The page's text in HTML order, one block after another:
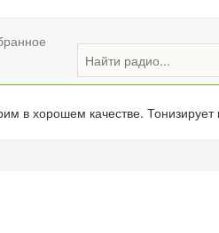
в хорошем качестве.